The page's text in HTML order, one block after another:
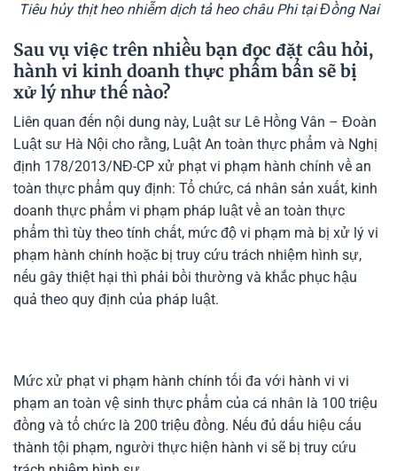
Tiêu hủy thịt heo nhiễm dịch tả heo châu Phi tại Đồng Nai
Sau vụ việc trên nhiều bạn đọc đặt câu hỏi,
hành vi kinh doanh thực phẩm bẩn sẽ bị
xử lý như thế nào?
Liên quan đến nội dung này, Luật sư Lê Hồng Vân – Đoàn
Luật sư Hà Nội cho rằng, Luật An toàn thực phẩm và Nghị
định 178/2013/NĐ-CP xử phạt vi phạm hành chính về an
toàn thực phẩm quy định: Tổ chức, cá nhân sản xuất, kinh
doanh thực phẩm vi phạm pháp luật về an toàn thực
phẩm thì tùy theo tính chất, mức độ vi phạm mà bị xử lý vi
phạm hành chính hoặc bị truy cứu trách nhiệm hình sự,
nếu gây thiệt hại thì phải bồi thường và khắc phục hậu
quả theo quy định của pháp luật.
Mức xử phạt vi phạm hành chính tối đa với hành vi vi
phạm an toàn vệ sinh thực phẩm của cá nhân là 100 triệu
đồng và tổ chức là 200 triệu đồng. Nếu đủ dấu hiệu cấu
thành tội phạm, người thực hiện hành vi sẽ bị truy cứu